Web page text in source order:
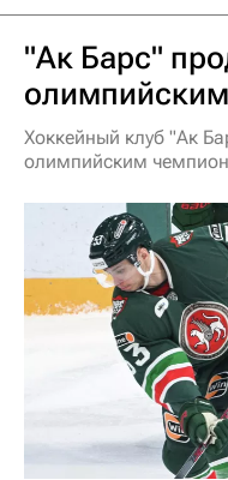
"Ак Барс"
Хоккейный клуб "Ак
олимпийским